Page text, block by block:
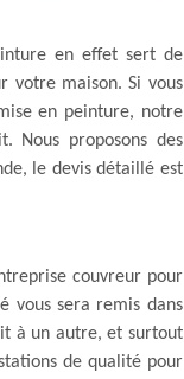
en effet sert de
votre maison. Si vous
en peinture, notre
Nous proposons des
le devis détaillé est
couvreur pour
vous sera remis dans
à un autre, et surtout
de qualité pour